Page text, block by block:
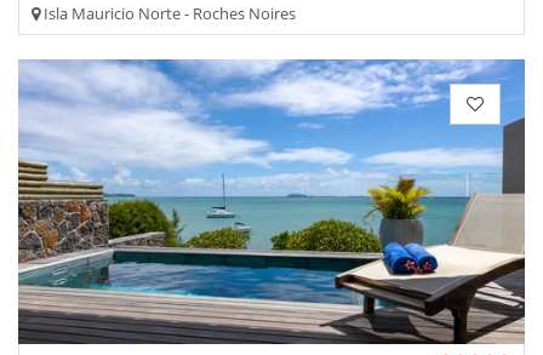
Isla Mauricio Norte - Roches Noires